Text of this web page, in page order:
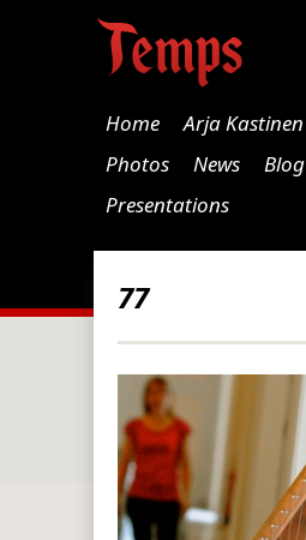
Home Arja Kastinen
Photos
News Blog
Presentations
77